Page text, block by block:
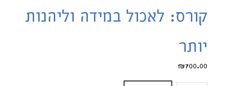
קורס: לאכול במידה וליהנות
יותר
₪700.00